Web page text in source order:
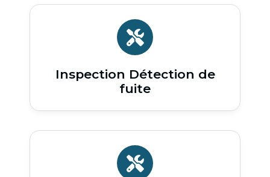
Inspection Détection de
fuite